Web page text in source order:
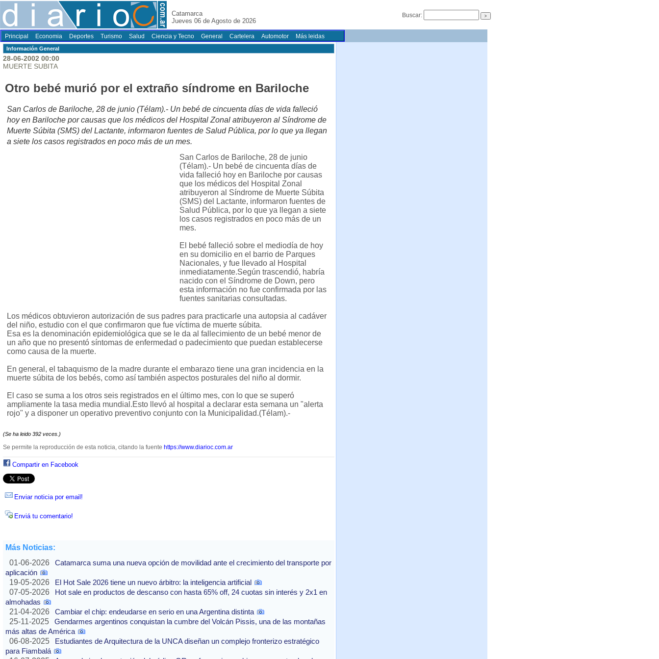
Catamarca
Jueves 06 de Agosto de 2026
Buscar:
Principal Economia Deportes Turismo Salud Ciencia y Tecno General Cartelera Automotor Más leidas
Información General
28-06-2002 00:00
MUERTE SUBITA
Otro bebé murió por el extraño síndrome en Bariloche
San Carlos de Bariloche, 28 de junio (Télam).- Un bebé de cincuenta días de vida falleció
hoy en Bariloche por causas que los médicos del Hospital Zonal atribuyeron al Síndrome de
Muerte Súbita (SMS) del Lactante, informaron fuentes de Salud Pública, por lo que ya llegan
a siete los casos registrados en poco más de un mes.
San Carlos de Bariloche, 28 de junio
(Télam).- Un bebé de cincuenta días de
vida falleció hoy en Bariloche por causas
que los médicos del Hospital Zonal
atribuyeron al Síndrome de Muerte Súbita
(SMS) del Lactante, informaron fuentes de
Salud Pública, por lo que ya llegan a siete
los casos registrados en poco más de un
mes.
El bebé falleció sobre el mediodía de hoy
en su domicilio en el barrio de Parques
Nacionales, y fue llevado al Hospital
inmediatamente.Según trascendió, habría
nacido con el Síndrome de Down, pero
esta información no fue confirmada por las
fuentes sanitarias consultadas.
Los médicos obtuvieron autorización de sus padres para practicarle una autopsia al cadáver
del niño, estudio con el que confirmaron que fue víctima de muerte súbita.
Esa es la denominación epidemiológica que se le da al fallecimiento de un bebé menor de
un año que no presentó síntomas de enfermedad o padecimiento que puedan establecerse
como causa de la muerte.
En general, el tabaquismo de la madre durante el embarazo tiene una gran incidencia en la
muerte súbita de los bebés, como así también aspectos posturales del niño al dormir.
El caso se suma a los otros seis registrados en el último mes, con lo que se superó
ampliamente la tasa media mundial.Esto llevó al hospital a declarar esta semana un "alerta
rojo" y a disponer un operativo preventivo conjunto con la Municipalidad.(Télam).-
(Se ha leido 392 veces.)
Se permite la reproducción de esta noticia, citando la fuente https://www.diarioc.com.ar
Compartir en Facebook
Enviar noticia por email!
Enviá tu comentario!
Más Noticias:
01-06-2026
Catamarca suma una nueva opción de movilidad ante el crecimiento del transporte por
aplicación
19-05-2026
El Hot Sale 2026 tiene un nuevo árbitro: la inteligencia artificial
07-05-2026
Hot sale en productos de descanso con hasta 65% off, 24 cuotas sin interés y 2x1 en
almohadas
21-04-2026
Cambiar el chip: endeudarse en serio en una Argentina distinta
25-11-2025
Gendarmes argentinos conquistan la cumbre del Volcán Pissis, una de las montañas
más altas de América
06-08-2025
Estudiantes de Arquitectura de la UNCA diseñan un complejo fronterizo estratégico
para Fiambalá